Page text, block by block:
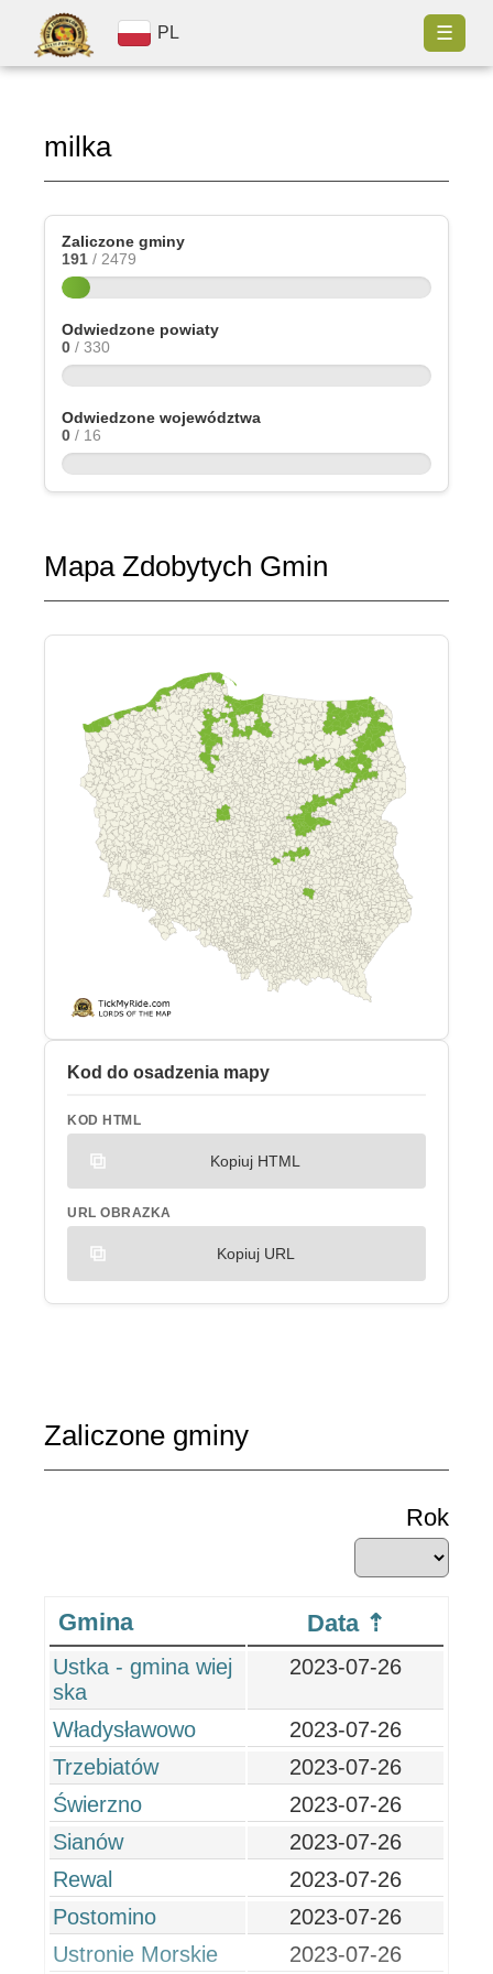
PL ☰
milka
Zaliczone gminy
191 / 2479
Odwiedzone powiaty
0 / 330
Odwiedzone województwa
0 / 16
Mapa Zdobytych Gmin
Kod do osadzenia mapy
KOD HTML
Kopiuj HTML
URL OBRAZKA
Kopiuj URL
Zaliczone gminy
Rok
Gmina Data
Ustka - gmina wiej
ska
2023-07-26
Władysławowo
2023-07-26
Trzebiatów
2023-07-26
Świerzno
2023-07-26
Sianów
2023-07-26
Rewal
2023-07-26
Postomino
2023-07-26
Ustronie Morskie
2023-07-26